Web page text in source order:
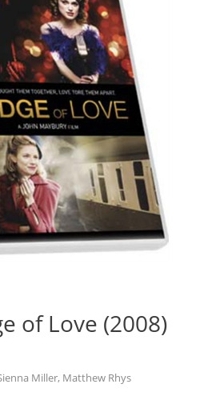
of Love (2008)
Miller, Matthew Rhys